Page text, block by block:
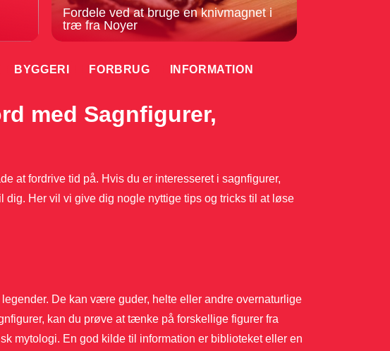
Fordele ved at bruge en knivmagnet i
træ fra Noyer
BYGGERI FORBRUG INFORMATION
med Sagnfigurer,
at fordrive tid på. Hvis du er interesseret i sagnfigurer,
dig. Her vil vi give dig nogle nyttige tips og tricks til at løse
De kan være guder, helte eller andre overnaturlige
kan du prøve at tænke på forskellige figurer fra
mytologi. En god kilde til information er biblioteket eller en